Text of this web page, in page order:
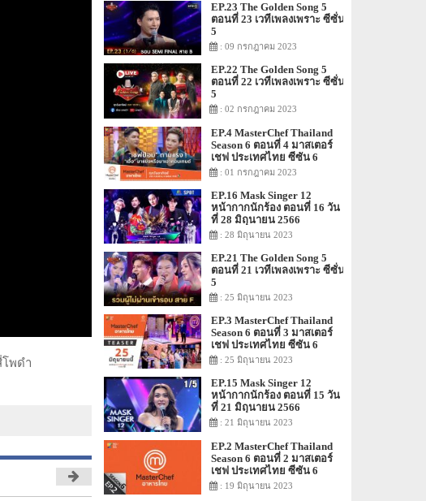
โพดำ
EP.23 The Golden Song 5
ตอนที่ 23 เวทีเพลงเพราะ ซีซั่น
5
: 09 กรกฎาคม 2023
EP.22 The Golden Song 5
ตอนที่ 22 เวทีเพลงเพราะ ซีซั่น
5
: 02 กรกฎาคม 2023
EP.4 MasterChef Thailand
Season 6 ตอนที่ 4 มาสเตอร์
เชฟ ประเทศไทย ซีซัน 6
: 01 กรกฎาคม 2023
EP.16 Mask Singer 12
หน้ากากนักร้อง ตอนที่ 16 วัน
ที่ 28 มิถุนายน 2566
: 28 มิถุนายน 2023
EP.21 The Golden Song 5
ตอนที่ 21 เวทีเพลงเพราะ ซีซั่น
5
: 25 มิถุนายน 2023
EP.3 MasterChef Thailand
Season 6 ตอนที่ 3 มาสเตอร์
เชฟ ประเทศไทย ซีซัน 6
: 25 มิถุนายน 2023
EP.15 Mask Singer 12
หน้ากากนักร้อง ตอนที่ 15 วัน
ที่ 21 มิถุนายน 2566
: 21 มิถุนายน 2023
EP.2 MasterChef Thailand
Season 6 ตอนที่ 2 มาสเตอร์
เชฟ ประเทศไทย ซีซัน 6
: 19 มิถุนายน 2023